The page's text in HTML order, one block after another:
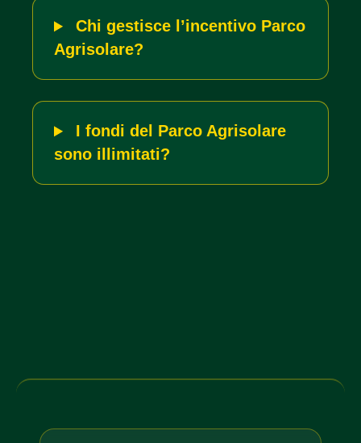
Chi gestisce l’incentivo Parco
Agrisolare?
I fondi del Parco Agrisolare
sono illimitati?